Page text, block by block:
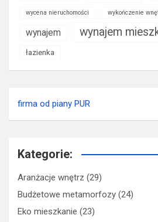
wycena nieruchomości wykończenie
wynajem wynajem
łazienka
firma od piany PUR
Kategorie:
Aranżacje wnętrz (29)
Budżetowe metamorfozy (24)
Eko mieszkanie (23)